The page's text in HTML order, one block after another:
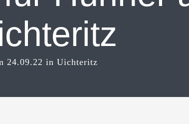
24.09.22 in Uichteritz